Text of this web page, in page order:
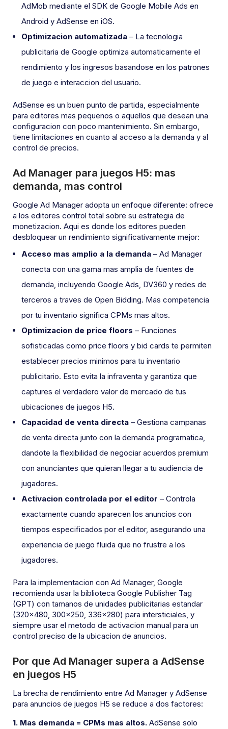
AdMob mediante el SDK de Google Mobile Ads en
Android y AdSense en iOS.
Optimizacion automatizada – La tecnologia
publicitaria de Google optimiza automaticamente el
rendimiento y los ingresos basandose en los patrones
de juego e interaccion del usuario.
AdSense es un buen punto de partida, especialmente
para editores mas pequenos o aquellos que desean una
configuracion con poco mantenimiento. Sin embargo,
tiene limitaciones en cuanto al acceso a la demanda y al
control de precios.
Ad Manager para juegos H5: mas
demanda, mas control
Google Ad Manager adopta un enfoque diferente: ofrece
a los editores control total sobre su estrategia de
monetizacion. Aqui es donde los editores pueden
desbloquear un rendimiento significativamente mejor:
Acceso mas amplio a la demanda – Ad Manager
conecta con una gama mas amplia de fuentes de
demanda, incluyendo Google Ads, DV360 y redes de
terceros a traves de Open Bidding. Mas competencia
por tu inventario significa CPMs mas altos.
Optimizacion de price floors – Funciones
sofisticadas como price floors y bid cards te permiten
establecer precios minimos para tu inventario
publicitario. Esto evita la infraventa y garantiza que
captures el verdadero valor de mercado de tus
ubicaciones de juegos H5.
Capacidad de venta directa – Gestiona campanas
de venta directa junto con la demanda programatica,
dandote la flexibilidad de negociar acuerdos premium
con anunciantes que quieran llegar a tu audiencia de
jugadores.
Activacion controlada por el editor – Controla
exactamente cuando aparecen los anuncios con
tiempos especificados por el editor, asegurando una
experiencia de juego fluida que no frustre a los
jugadores.
Para la implementacion con Ad Manager, Google
recomienda usar la biblioteca Google Publisher Tag
(GPT) con tamanos de unidades publicitarias estandar
(320×480, 300×250, 336×280) para intersticiales, y
siempre usar el metodo de activacion manual para un
control preciso de la ubicacion de anuncios.
Por que Ad Manager supera a AdSense
en juegos H5
La brecha de rendimiento entre Ad Manager y AdSense
para anuncios de juegos H5 se reduce a dos factores:
1. Mas demanda = CPMs mas altos. AdSense solo